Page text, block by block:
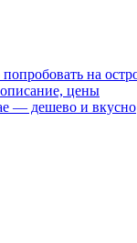
на
цены
— дешево и вкусно